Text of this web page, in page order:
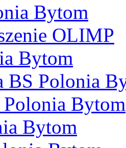
Bytom
OLIMP
Bytom
BS Polonia
Polonia Bytom
Bytom